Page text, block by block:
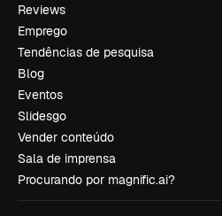
Reviews
Emprego
Tendências de pesquisa
Blog
Eventos
Slidesgo
Vender conteúdo
Sala de imprensa
Procurando por magnific.ai?